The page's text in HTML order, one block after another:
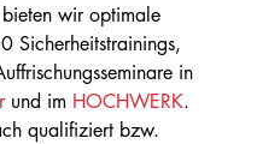
bieten wir optimale
Sicherheitstrainings,
in
und im HOCHWERK.
qualifiziert bzw.